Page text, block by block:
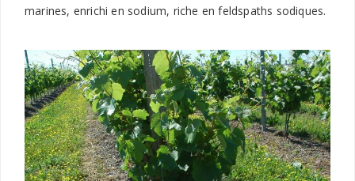
marines, enrichi en sodium, riche en feldspaths sodiques.